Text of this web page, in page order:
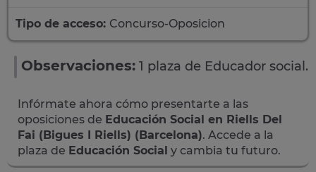
Tipo de acceso: Concurso-Oposicion
Observaciones: 1 plaza de Educador social.
Infórmate ahora cómo presentarte a las
oposiciones de Educación Social en Riells Del
Fai (Bigues I Riells) (Barcelona). Accede a la
plaza de Educación Social y cambia tu futuro.